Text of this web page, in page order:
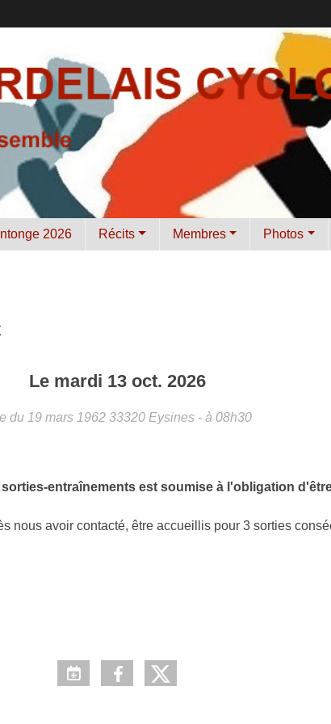
2026 Récits Membres Photos
Le mardi 13 oct. 2026
du 19 mars 1962 33320 Eysines - à 08h30
entraînements est soumise à l'obligation
nous avoir contacté, être accueillis pour 3 sorties